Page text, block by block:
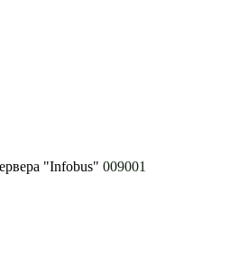
"Infobus" 009001